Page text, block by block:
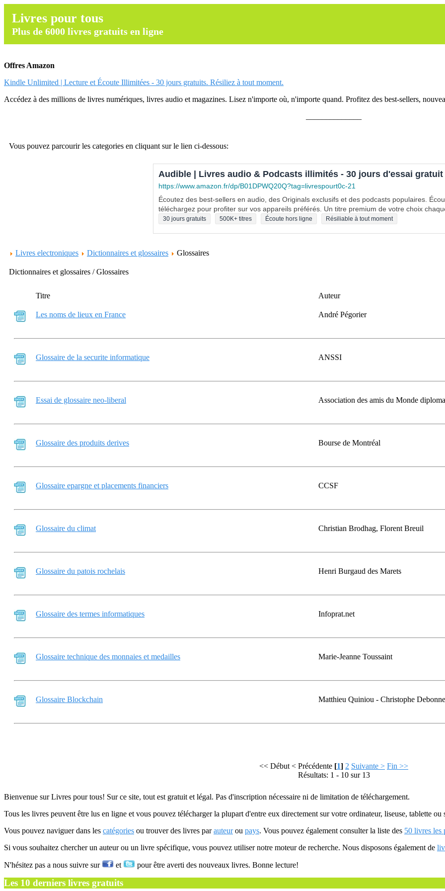
Livres pour tous
Plus de 6000 livres gratuits en ligne
Offres Amazon
Kindle Unlimited | Lecture et Écoute Illimitées - 30 jours gratuits. Résiliez à tout moment.
Accédez à des millions de livres numériques, livres audio et magazines. Lisez n'importe où, n'importe quand. Profitez des best-sellers,
Vous pouvez parcourir les categories en cliquant sur le lien ci-dessous:
Audible | Livres audio & Podcasts illimités - 30 jours d'essai gratuit
https://www.amazon.fr/dp/B01DPWQ20Q?tag=livrespourt0c-21
Écoutez des best-sellers en audio, des Originals exclusifs et des podcasts populaires.
téléchargez pour profiter sur vos appareils préférés. Un titre premium de votre choix
30 jours gratuits 500K+ titres Écoute hors ligne Résiliable à tout moment
Livres electroniques Dictionnaires et glossaires Glossaires
Dictionnaires et glossaires / Glossaires
Titre Auteur
Les noms de lieux en France André Pégorier
Glossaire de la securite informatique ANSSI
Essai de glossaire neo-liberal Association des amis du Monde
Glossaire des produits derives Bourse de Montréal
Glossaire epargne et placements financiers CCSF
Glossaire du climat Christian Brodhag, Florent Breuil
Glossaire du patois rochelais Henri Burgaud des Marets
Glossaire des termes informatiques Infoprat.net
Glossaire technique des monnaies et medailles Marie-Jeanne Toussaint
Glossaire Blockchain Matthieu Quiniou - Christophe
<< Début < Précédente [1] 2 Suivante > Fin >>
Résultats: 1 - 10 sur 13
Bienvenue sur Livres pour tous! Sur ce site, tout est gratuit et légal. Pas d'inscription nécessaire ni de limitation de téléchargement.
Tous les livres peuvent être lus en ligne et vous pouvez télécharger la plupart d'entre eux directement sur votre ordinateur, liseuse, tablette ou
Vous pouvez naviguer dans les catégories ou trouver des livres parauteurou pays. Vous pouvez également consulter la liste des 50 livres les
Si vous souhaitez chercher un auteur ou un livre spécifique, vous pouvez utiliser notre moteur de recherche. Nous disposons également de
N'hésitez pas a nous suivre sur et pour être averti des nouveaux livres. Bonne lecture!
Les 10 derniers livres gratuits